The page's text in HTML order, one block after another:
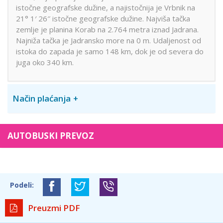
istočne geografske dužine, a najistočnija je Vrbnik na
21° 1′ 26″ istočne geografske dužine. Najviša tačka
zemlje je planina Korab na 2.764 metra iznad Jadrana.
Najniža tačka je Jadransko more na 0 m. Udaljenost od
istoka do zapada je samo 148 km, dok je od severa do
juga oko 340 km.
Način plaćanja
AUTOBUSKI PREVOZ
Podeli:
Preuzmi PDF